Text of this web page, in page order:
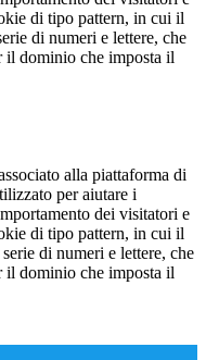
di tipo pattern, in cui il
di numeri e lettere, che
il dominio che imposta il
alla piattaforma di
per aiutare i
dei visitatori e
di tipo pattern, in cui il
di numeri e lettere, che
il dominio che imposta il